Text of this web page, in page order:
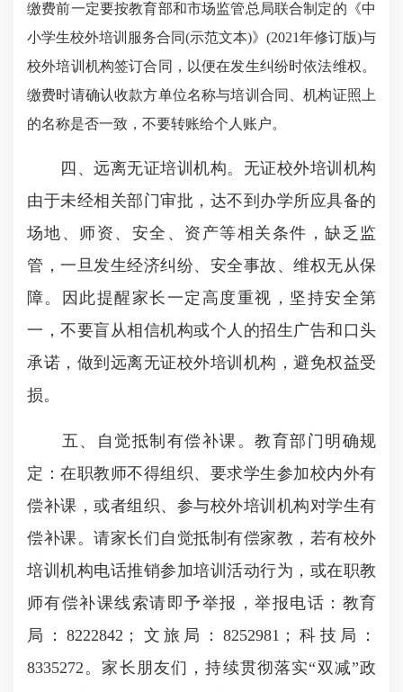
缴费前一定要按教育部和市场监管总局联合制定的《中
小学生校外培训服务合同(示范文本)》(2021年修订版)与
校外培训机构签订合同，以便在发生纠纷时依法维权。
缴费时请确认收款方单位名称与培训合同、机构证照上
的名称是否一致，不要转账给个人账户。
四、远离无证培训机构。无证校外培训机构
由于未经相关部门审批，达不到办学所应具备的
场地、师资、安全、资产等相关条件，缺乏监
管，一旦发生经济纠纷、安全事故、维权无从保
障。因此提醒家长一定高度重视，坚持安全第
一，不要盲从相信机构或个人的招生广告和口头
承诺，做到远离无证校外培训机构，避免权益受
损。
五、自觉抵制有偿补课。教育部门明确规
定：在职教师不得组织、要求学生参加校内外有
偿补课，或者组织、参与校外培训机构对学生有
偿补课。请家长们自觉抵制有偿家教，若有校外
培训机构电话推销参加培训活动行为，或在职教
师有偿补课线索请即予举报，举报电话：教育
局：8222842；文旅局：8252981；科技局：
8335272。家长朋友们，持续贯彻落实“双减”政